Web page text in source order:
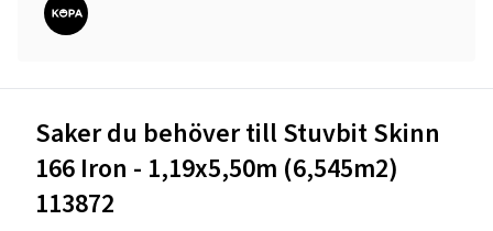
Saker du behöver till Stuvbit Skinn
166 Iron - 1,19x5,50m (6,545m2)
113872